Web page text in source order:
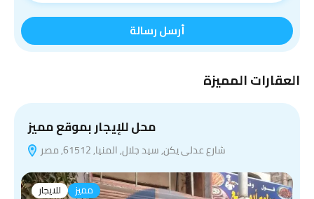
أرسل رسالة
العقارات المميزة
محل للإيجار بموقع مميز
شارع عدلى يكن, سيد جلال, المنيا, 61512, مصر
للايجار مميز